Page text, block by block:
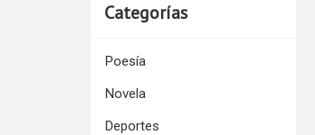
Categorías
Poesía
Novela
Deportes